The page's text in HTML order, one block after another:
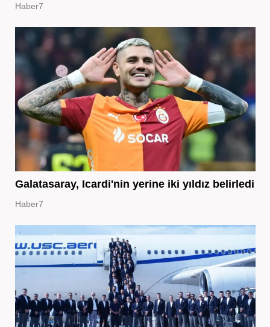
Haber7
Galatasaray, Icardi'nin yerine iki yıldız belirledi
Haber7